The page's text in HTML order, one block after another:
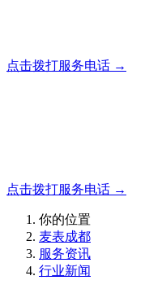
点击拨打服务电话 →
点击拨打服务电话 →
你的位置
麦表成都
服务资讯
行业新闻